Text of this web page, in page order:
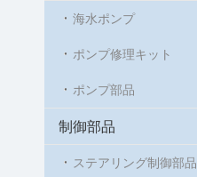
海水ポンプ
ポンプ修理キット
ポンプ部品
制御部品
ステアリング制御部品